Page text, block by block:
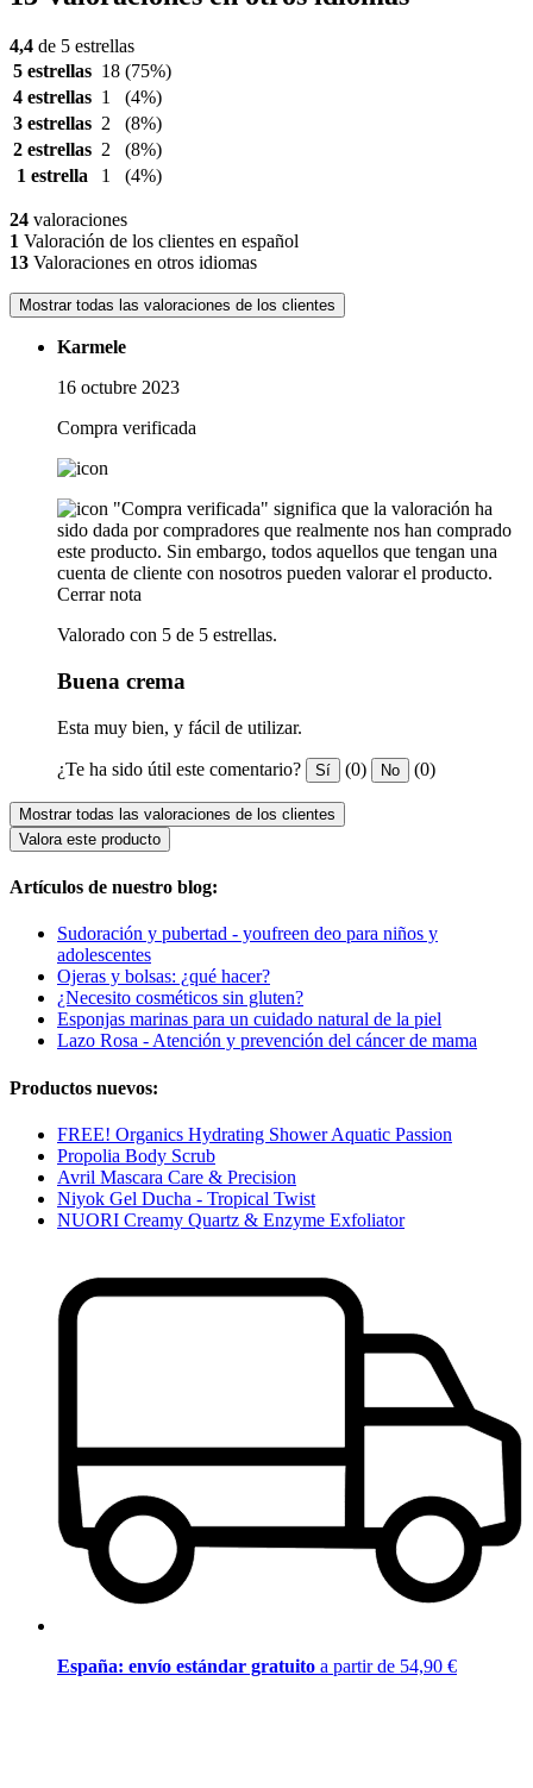
4,4 de 5 estrellas
5 estrellas 18 (75%)
4 estrellas 1
(4%)
3 estrellas 2
(8%)
2 estrellas 2
(8%)
1 estrella
1 (4%)
24 valoraciones
1 Valoración de los clientes en español
13 Valoraciones en otros idiomas
Mostrar todas las valoraciones de los clientes
Karmele
16 octubre 2023
Compra verificada
"Compra verificada" significa que la valoración ha
sido dada por compradores que realmente nos han comprado
este producto. Sin embargo, todos aquellos que tengan una
cuenta de cliente con nosotros pueden valorar el producto.
Cerrar nota
Valorado con 5 de 5 estrellas.
Buena crema
Esta muy bien, y fácil de utilizar.
¿Te ha sido útil este comentario? Sí (0) No (0)
Mostrar todas las valoraciones de los clientes
Valora este producto
Artículos de nuestro blog:
Sudoración y pubertad - youfreen deo para niños y
adolescentes
Ojeras y bolsas: ¿qué hacer?
¿Necesito cosméticos sin gluten?
Esponjas marinas para un cuidado natural de la piel
Lazo Rosa - Atención y prevención del cáncer de mama
Productos nuevos:
FREE! Organics Hydrating Shower Aquatic Passion
Propolia Body Scrub
Avril Mascara Care & Precision
Niyok Gel Ducha - Tropical Twist
NUORI Creamy Quartz & Enzyme Exfoliator
España: envío estándar gratuito a partir de 54,90 €